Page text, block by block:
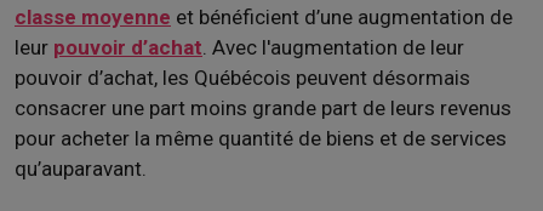
classe moyenne et bénéficient d’une augmentation de
leur pouvoir d’achat . Avec l'augmentation de leur
pouvoir d’achat, les Québécois peuvent désormais
consacrer une part moins grande part de leurs revenus
pour acheter la même quantité de biens et de services
qu’auparavant.